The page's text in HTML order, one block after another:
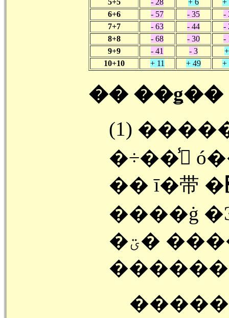
5+5
- 28 + 6
+
6+6
- 57 - 35
-
7+7
- 63 - 44
-
8+8
- 68 - 30
-
9+9
- 41 - 3
10+10
+ 11 + 49 +
�� ��ǥ��
(1)
�÷��̾
����ġ
�ؾ� ���� ���ƾ� ������